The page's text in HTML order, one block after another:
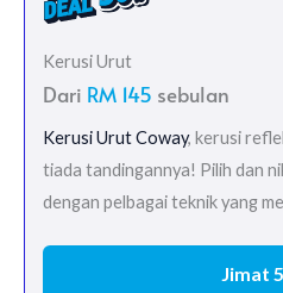
Kerusi Urut
Dari RM 145 sebulan
Kerusi Urut Coway, kerusi
tiada tandingannya! Pilih dan
dengan pelbagai teknik yang
Jimat